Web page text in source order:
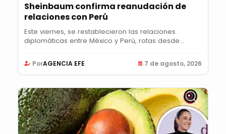
Sheinbaum confirma reanudación de
relaciones con Perú
Este viernes, se restablecieron las relaciones
diplomáticas entre México y Perú, rotas desde...
PorAGENCIA EFE 7 de agosto, 2026